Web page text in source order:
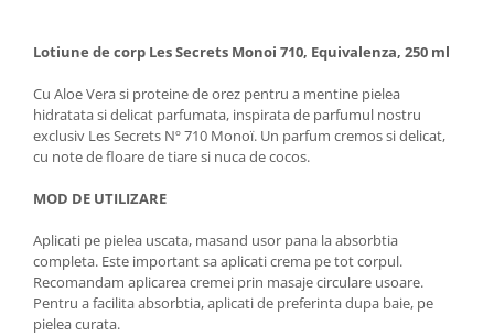
Lotiune de corp Les Secrets Monoi 710, Equivalenza, 250 ml
Cu Aloe Vera si proteine ​​de orez pentru a mentine pielea
hidratata si delicat parfumata, inspirata de parfumul nostru
exclusiv Les Secrets Nº 710 Monoï. Un parfum cremos si delicat,
cu note de floare de tiare si nuca de cocos.
MOD DE UTILIZARE
Aplicati pe pielea uscata, masand usor pana la absorbtia
completa. Este important sa aplicati crema pe tot corpul.
Recomandam aplicarea cremei prin masaje circulare usoare.
Pentru a facilita absorbtia, aplicati de preferinta dupa baie, pe
pielea curata.